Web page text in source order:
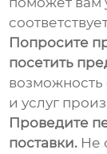
Попросите
посетить
возможность
и услуг
Проведите
поставки. Не